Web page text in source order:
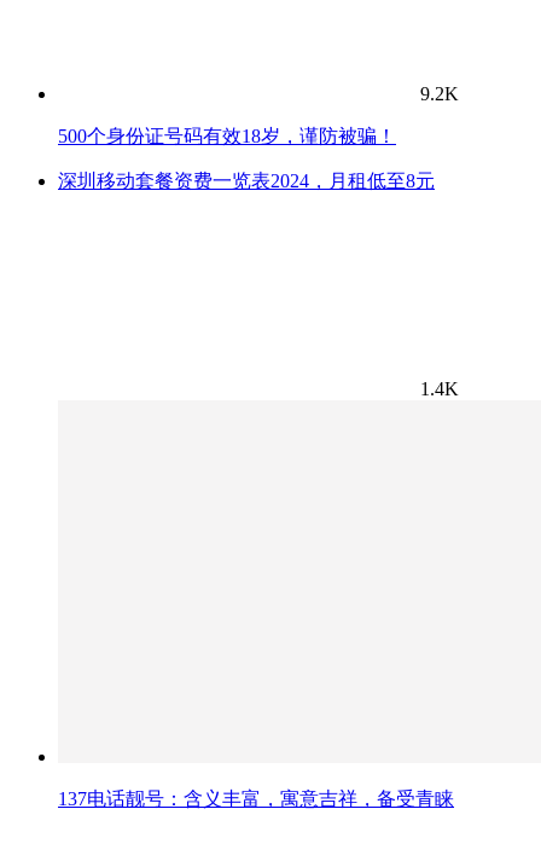
9.2K
500个身份证号码有效18岁，谨防被骗！
深圳移动套餐资费一览表2024，月租低至8元
1.4K
137电话靓号：含义丰富，寓意吉祥，备受青睐